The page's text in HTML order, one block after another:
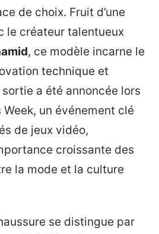
de choix. Fruit d’une
le créateur talentueux
, ce modèle incarne le
technique et
a été annoncée lors
Week, un événement clé
de jeux vidéo,
croissante des
la mode et la culture
se distingue par